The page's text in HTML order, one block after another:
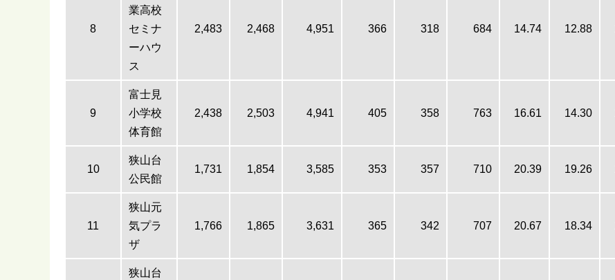
8
業高校
セミナ
ーハウ
ス
2,483 2,468 4,951 366 318 684 14.74 12.88
9
富士見
小学校
体育館
2,438 2,503 4,941 405 358 763 16.61 14.30
10
狭山台
公民館
1,731 1,854 3,585 353 357 710 20.39 19.26
11
狭山元
気プラ
ザ
1,766 1,865 3,631 365 342 707 20.67 18.34
狭山台